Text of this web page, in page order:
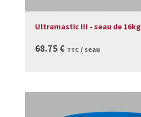
Ultramastic III - seau de 16kg
68.75 € TTC / seau